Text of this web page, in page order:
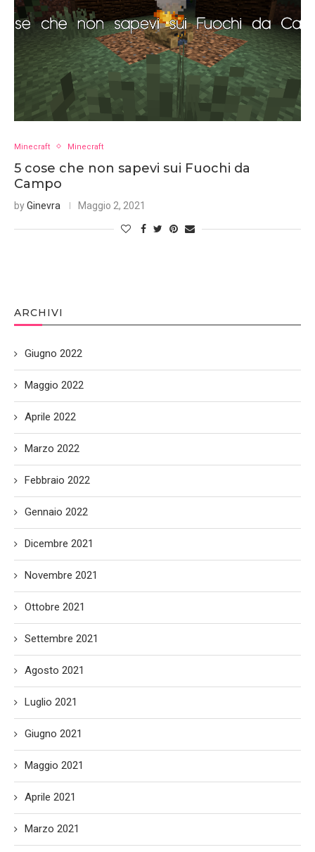
Minecraft Minecraft
5 cose che non sapevi sui Fuochi da
Campo
byGinevra Maggio 2, 2021
ARCHIVI
Giugno 2022
Maggio 2022
Aprile 2022
Marzo 2022
Febbraio 2022
Gennaio 2022
Dicembre 2021
Novembre 2021
Ottobre 2021
Settembre 2021
Agosto 2021
Luglio 2021
Giugno 2021
Maggio 2021
Aprile 2021
Marzo 2021